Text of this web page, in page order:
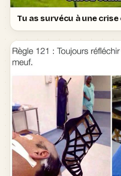
Tu as survécu à une